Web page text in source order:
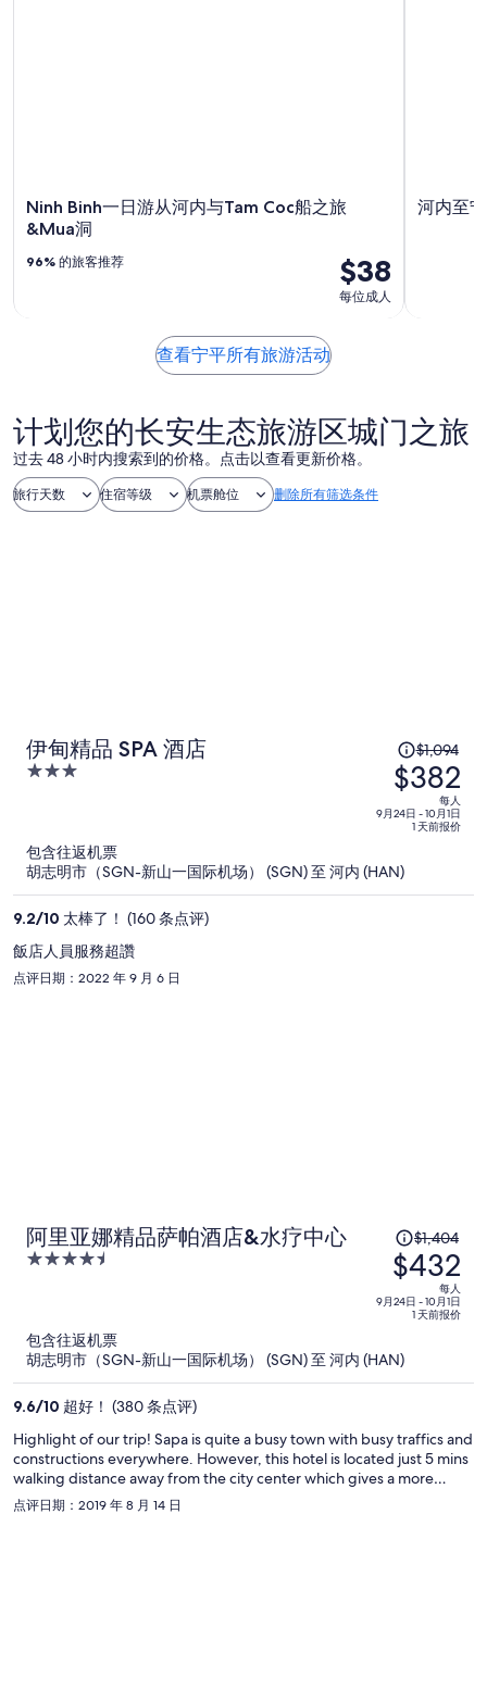
Ninh Binh一日游从河内与Tam Coc船之旅
&Mua洞
$38
每位成人
96% 的旅客推荐
河内至
查看宁平所有旅游活动
计划您的长安生态旅游区城门之旅
过去 48 小时内搜索到的价格。点击以查看更新价格。
旅行天数 住宿等级 机票舱位 删除所有筛选条件
伊甸精品 SPA 酒店
3
5
原
价
为
每
$1,094，
现
$1,094
$382
每人
9月24日 - 10月1日
1 天前报价
包含往返机票
胡志明市（SGN-新山一国际机场） (SGN) 至 河内 (HAN)
9.2/10 太棒了！ (160 条点评)
飯店人員服務超讚
点评日期：2022 年 9 月 6 日
阿里亚娜精品萨帕酒店&水疗中心
4.5
5
原
价
为
每
$1,404，
现
每
人
$1,404
$432
每人
9月24日 - 10月1日
1 天前报价
包含往返机票
胡志明市（SGN-新山一国际机场） (SGN) 至 河内 (HAN)
9.6/10 超好！ (380 条点评)
Highlight of our trip! Sapa is quite a busy town with busy traffics and
constructions everywhere. However, this hotel is located just 5 mins
walking distance away from the city center which gives a more
private and quieter vibes in comparison while it's still easily
accessible to everywhere. Our room has such a great view to the
点评日期：2019 年 8 月 14 日